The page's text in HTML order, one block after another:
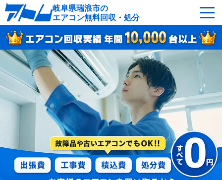
岐阜県瑞浪市の
エアコン無料回収・処分
サービスの特徴 回収可能なエアコン
対応エリア 回収の流れ
よくあるご質問 運営会社
瑞浪市へ無料出張
最短即日 お急ぎの方はこちら